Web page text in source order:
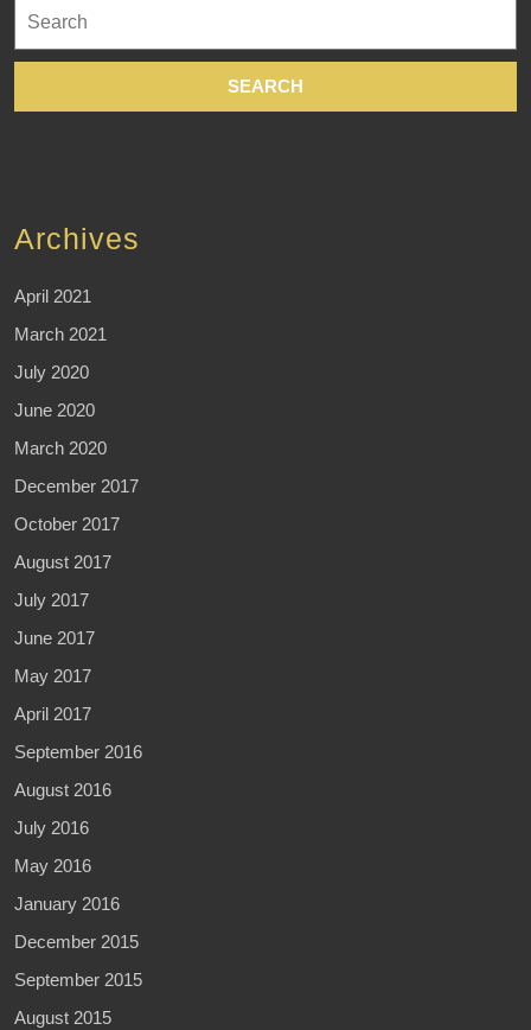
for:
Archives
April 2021
March 2021
July 2020
June 2020
March 2020
December 2017
October 2017
August 2017
July 2017
June 2017
May 2017
April 2017
September 2016
August 2016
July 2016
May 2016
January 2016
December 2015
September 2015
August 2015